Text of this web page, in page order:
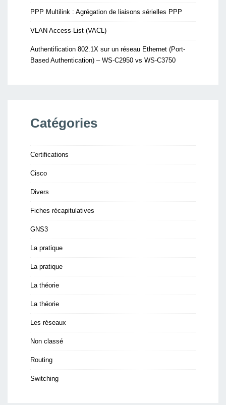
PPP Multilink : Agrégation de liaisons sérielles PPP
VLAN Access-List (VACL)
Authentification 802.1X sur un réseau Ethernet (Port-
Based Authentication) – WS-C2950 vs WS-C3750
Catégories
Certifications
Cisco
Divers
Fiches récapitulatives
GNS3
La pratique
La pratique
La théorie
La théorie
Les réseaux
Non classé
Routing
Switching